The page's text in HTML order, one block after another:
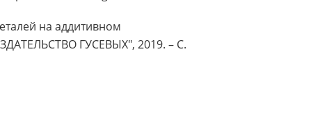
на аддитивном
ГУСЕВЫХ", 2019. – С.